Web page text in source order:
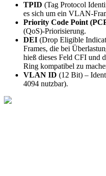
TPID (Tag Protocol
es sich um ein VLAN-
Priority Code Point
(QoS)-Priorisierung.
DEI (Drop Eligible
Frames, die bei
hieß dieses Feld CFI und
Ring kompatibel zu
VLAN ID (12 Bit) –
4094 nutzbar).